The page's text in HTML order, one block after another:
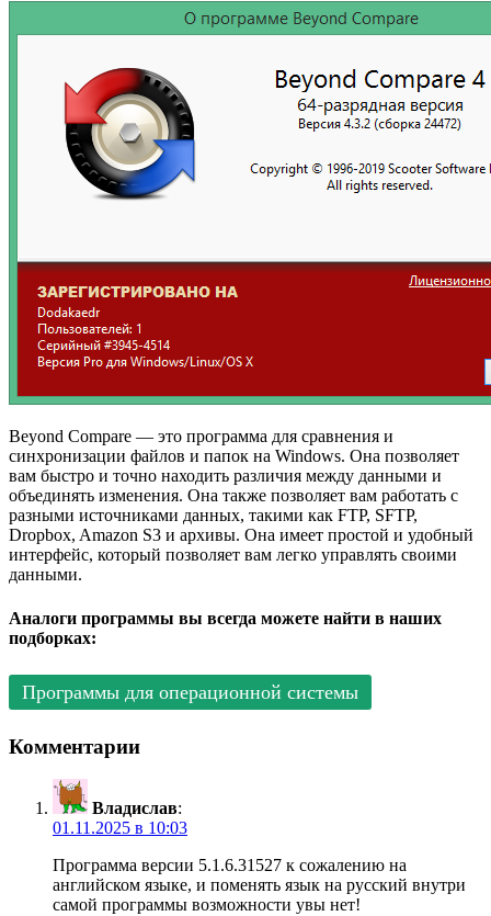
Beyond Compare — это программа для сравнения и
синхронизации файлов и папок на Windows. Она позволяет
вам быстро и точно находить различия между данными и
объединять изменения. Она также позволяет вам работать с
разными источниками данных, такими как FTP, SFTP,
Dropbox, Amazon S3 и архивы. Она имеет простой и удобный
интерфейс, который позволяет вам легко управлять своими
данными.
Аналоги программы вы всегда можете найти в наших
подборках:
Программы для операционной системы
Комментарии
Владислав:
01.11.2025 в 10:03
Программа версии 5.1.6.31527 к сожалению на
английском языке, и поменять язык на русский внутри
самой программы возможности увы нет!